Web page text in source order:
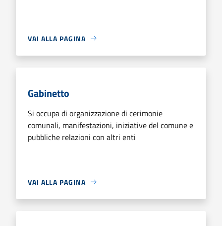
VAI ALLA PAGINA
Gabinetto
Si occupa di organizzazione di cerimonie
comunali, manifestazioni, iniziative del comune e
pubbliche relazioni con altri enti
VAI ALLA PAGINA